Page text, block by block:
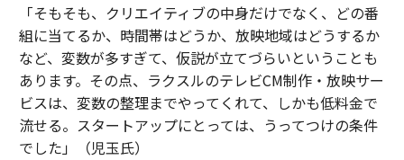
「そもそも、クリエイティブの中身だけでなく、どの番
組に当てるか、時間帯はどうか、放映地域はどうするか
など、変数が多すぎて、仮説が立てづらいということも
あります。その点、ラクスルのテレビCM制作・放映サー
ビスは、変数の整理までやってくれて、しかも低料金で
流せる。スタートアップにとっては、うってつけの条件
でした」（児玉氏）